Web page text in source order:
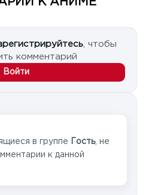
, чтобы
комментарий
Войти
в группе Гость, не
к данной